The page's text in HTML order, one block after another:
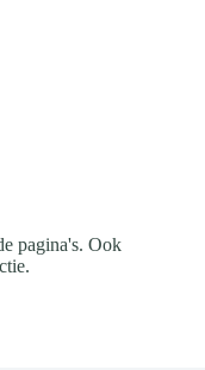
pagina's. Ook